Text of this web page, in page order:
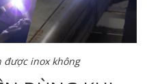
được inox không